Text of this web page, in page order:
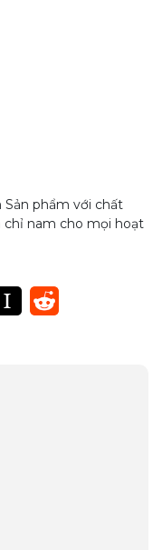
Sản phẩm với chất
chỉ nam cho mọi hoạt